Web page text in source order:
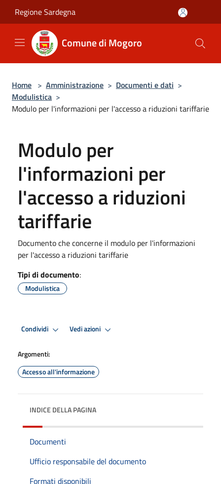
Regione Sardegna
Comune di Mogoro
Home > Amministrazione > Documenti e dati >
Modulistica >
Modulo per l'informazioni per l'accesso a riduzioni tariffarie
Modulo per
l'informazioni per
l'accesso a riduzioni
tariffarie
Documento che concerne il modulo per l'informazioni
per l'accesso a riduzioni tariffarie
Tipi di documento:
Modulistica
Condividi Vedi azioni
Argomenti:
Accesso all'informazione
INDICE DELLA PAGINA
Documenti
Ufficio responsabile del documento
Formati disponibili